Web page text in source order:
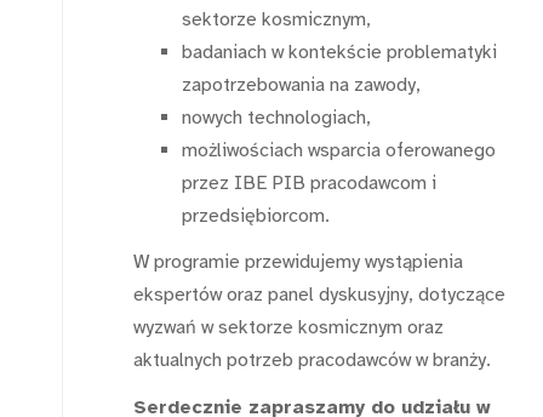
sektorze kosmicznym,
badaniach w kontekście problematyki
zapotrzebowania na zawody,
nowych technologiach,
możliwościach wsparcia oferowanego
przez IBE PIB pracodawcom i
przedsiębiorcom.
W programie przewidujemy wystąpienia
ekspertów oraz panel dyskusyjny, dotyczące
wyzwań w sektorze kosmicznym oraz
aktualnych potrzeb pracodawców w branży.
Serdecznie zapraszamy do udziału w